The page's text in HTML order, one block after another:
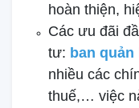
hoàn thiện,
Các ưu đãi
tư: ban
nhiều các
thuế,… việc